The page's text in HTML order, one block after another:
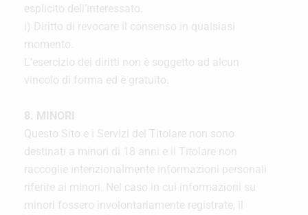
esplicito dell’interessato.
i) Diritto di revocare il consenso in qualsiasi
momento.
L’esercizio dei diritti non è soggetto ad alcun
vincolo di forma ed è gratuito.
8. MINORI
Questo Sito e i Servizi del Titolare non sono
destinati a minori di 18 anni e il Titolare non
raccoglie intenzionalmente informazioni personali
riferite ai minori. Nel caso in cui informazioni su
minori fossero involontariamente registrate, il